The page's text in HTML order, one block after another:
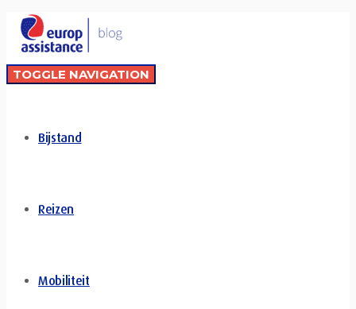
TOGGLE NAVIGATION
Bijstand
Reizen
Mobiliteit